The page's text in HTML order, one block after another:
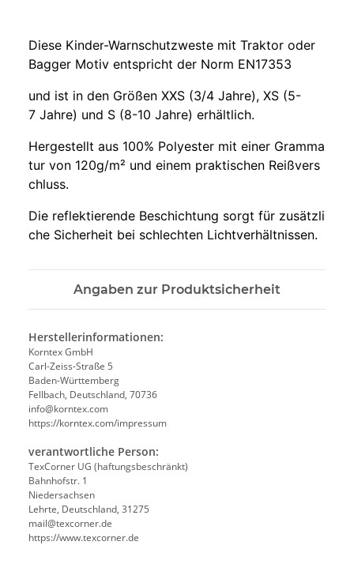
Diese Kinder-Warnschutzweste mit Traktor oder
Bagger Motiv entspricht der Norm EN17353
und ist in den Größen XXS (3/4 Jahre), XS (5-
7 Jahre) und S (8-10 Jahre) erhältlich.
Hergestellt aus 100% Polyester mit einer Gramma
tur von 120g/m² und einem praktischen Reißvers
chluss.
Die reflektierende Beschichtung sorgt für zusätzli
che Sicherheit bei schlechten Lichtverhältnissen.
Angaben zur Produktsicherheit
Herstellerinformationen:
Korntex GmbH
Carl-Zeiss-Straße 5
Baden-Württemberg
Fellbach, Deutschland, 70736
info@korntex.com
https://korntex.com/impressum
verantwortliche Person:
TexCorner UG (haftungsbeschränkt)
Bahnhofstr. 1
Niedersachsen
Lehrte, Deutschland, 31275
mail@texcorner.de
https://www.texcorner.de